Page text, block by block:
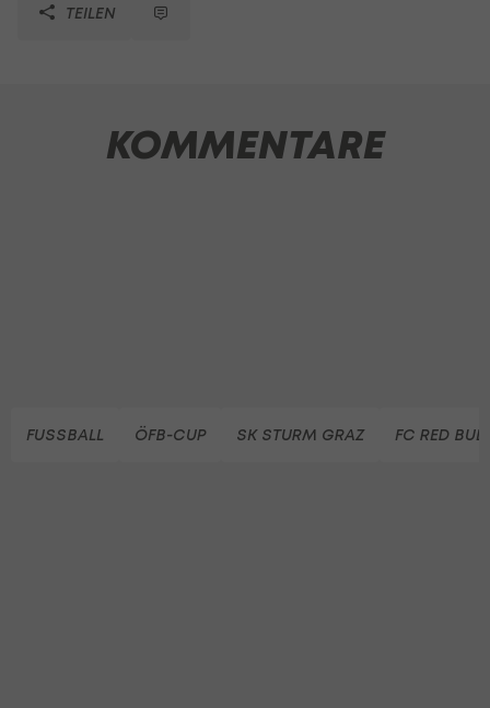
TEILEN
KOMMENTARE
FUSSBALL ÖFB-CUP SK STURM GRAZ FC RED